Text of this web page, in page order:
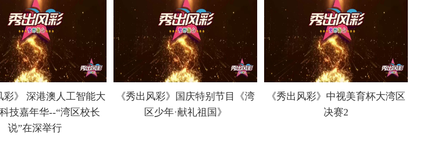
彩》 深港澳人工智能大
技嘉年华--“湾区校长
说”在深举行
《秀出风彩》国庆特别节目《湾
区少年·献礼祖国》
《秀出风彩》中视美育杯大湾区
决赛2